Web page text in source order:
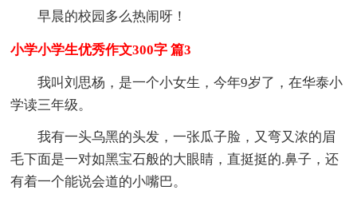
早晨的校园多么热闹呀！
小学小学生优秀作文300字 篇3
我叫刘思杨，是一个小女生，今年9岁了，在华泰小
学读三年级。
我有一头乌黑的头发，一张瓜子脸，又弯又浓的眉
毛下面是一对如黑宝石般的大眼睛，直挺挺的.鼻子，还
有着一个能说会道的小嘴巴。